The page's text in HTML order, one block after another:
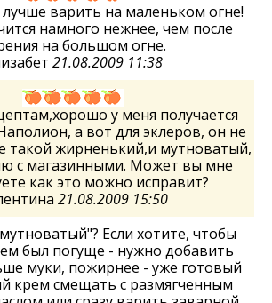
варить на маленьком огне!
намного нежнее, чем после
на большом огне.
21.08.2009 11:38
у меня получается
а вот для эклеров, он не
такой жирненький,и мутноватый,
с магазинными. Может вы мне
как это можно исправит?
21.08.2009 15:50
Если хотите, чтобы
был погуще - нужно добавить
муки, пожирнее - уже готовый
крем смещать с размягченным